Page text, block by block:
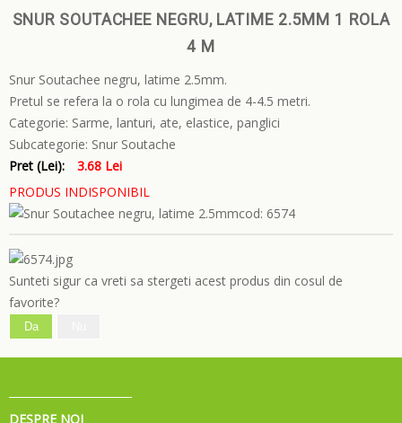
SNUR SOUTACHEE NEGRU, LATIME 2.5MM 1 ROLA
4 M
Snur Soutachee negru, latime 2.5mm.
Pretul se refera la o rola cu lungimea de 4-4.5 metri.
Categorie: Sarme, lanturi, ate, elastice, panglici
Subcategorie: Snur Soutache
Pret (Lei):
3.68 Lei
PRODUS INDISPONIBIL
cod: 6574
Sunteti sigur ca vreti sa stergeti acest produs din cosul de
favorite?
Da
DESPRE NOI